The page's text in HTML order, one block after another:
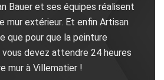
Bauer et ses équipes réalisent
mur extérieur. Et enfin Artisan
que pour que la peinture
devez attendre 24 heures
mur à Villematier !